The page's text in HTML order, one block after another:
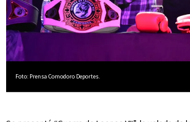
Foto: Prensa Comodoro Deportes.